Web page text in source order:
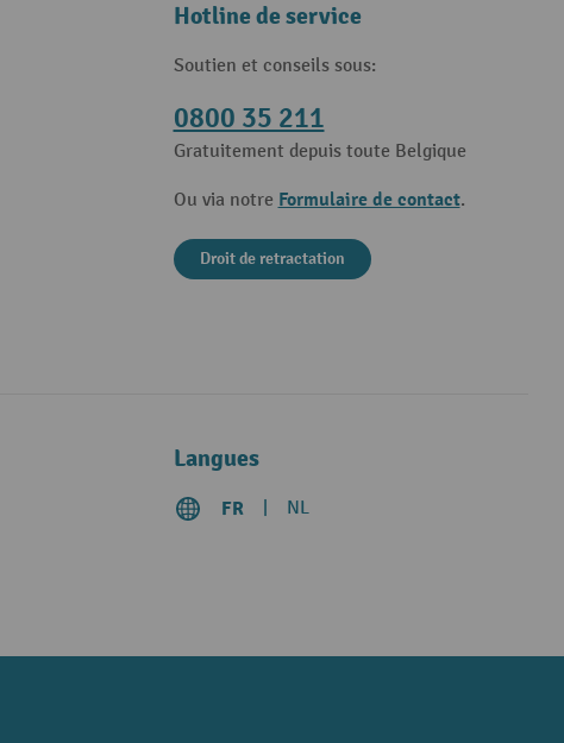
Hotline de service
Soutien et conseils sous:
0800 35 211
Gratuitement depuis toute Belgique
Ou via notre Formulaire de contact.
Droit de retractation
Langues
FR NL